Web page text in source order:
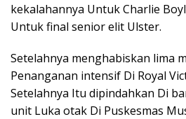
kekalahannya Untuk Charlie
Untuk final senior elit Ulster.
Setelahnya menghabiskan lima
Penanganan intensif Di Royal
Setelahnya Itu dipindahkan Di
unit Luka otak Di Puskesmas